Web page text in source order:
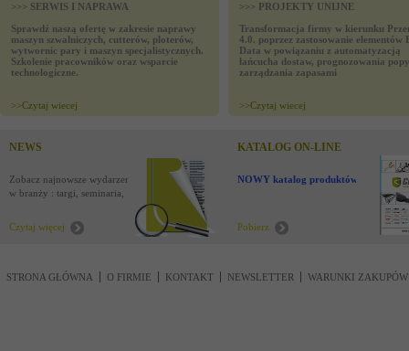
>>> SERWIS I NAPRAWA
Sprawdź naszą ofertę w zakresie naprawy
maszyn szwalniczych, cutterów, ploterów,
wytwornic pary i maszyn specjalistycznych.
Szkolenie pracowników oraz wsparcie
technologiczne.
>>Czytaj wiecej
>>> PROJEKTY UNIJNE
Transformacja firmy w kierunku
4.0. poprzez zastosowanie elementów
Data w powiązaniu z automatyzacją
łańcucha dostaw, prognozowania
zarządzania zapasami
>>Czytaj wiecej
NEWS
Zobacz najnowsze wydarzenia
w branży : targi, seminaria,
Czytaj więcej
KATALOG ON-LINE
NOWY katalog produktów !
Pobierz
STRONA GŁÓWNA O FIRMIE KONTAKT NEWSLETTER WARUNKI ZAKUPÓW